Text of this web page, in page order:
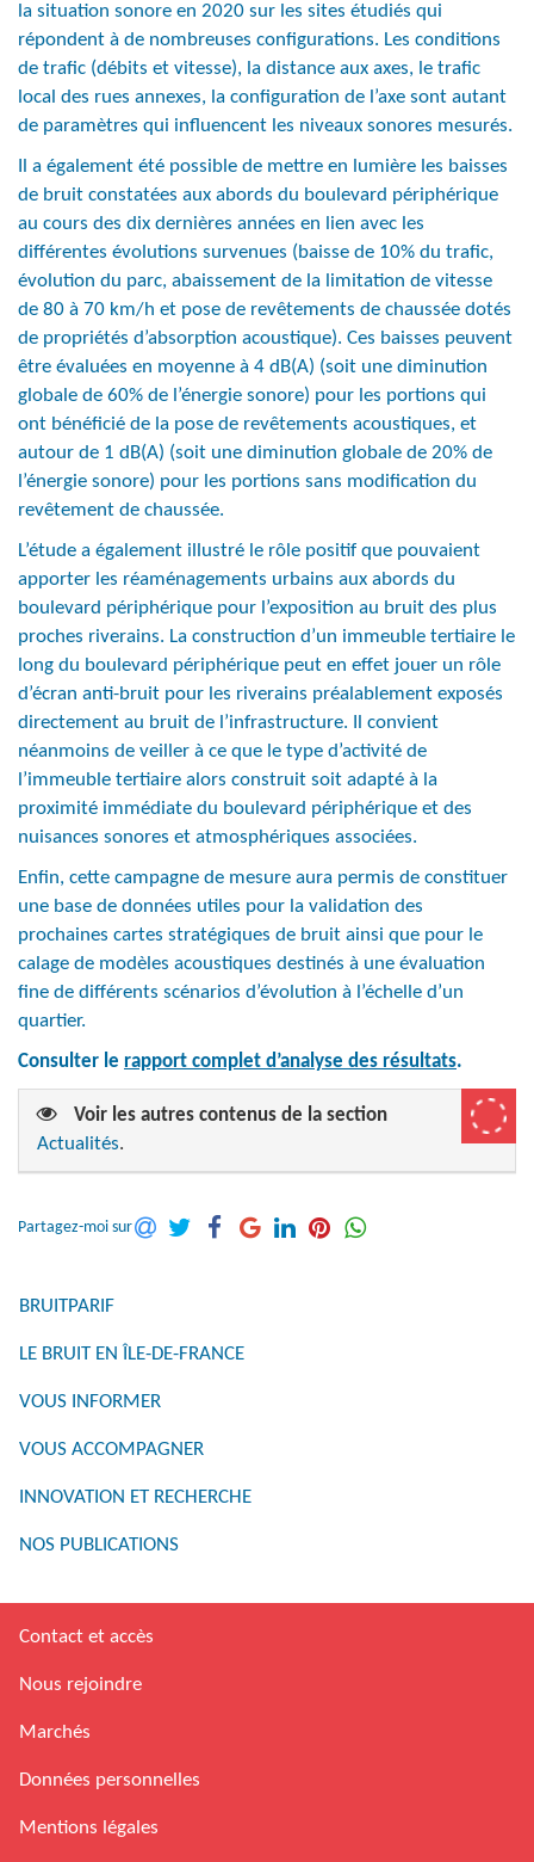
la situation sonore en 2020 sur les sites étudiés qui
répondent à de nombreuses configurations. Les conditions
de trafic (débits et vitesse), la distance aux axes, le trafic
local des rues annexes, la configuration de l’axe sont autant
de paramètres qui influencent les niveaux sonores mesurés.
Il a également été possible de mettre en lumière les baisses
de bruit constatées aux abords du boulevard périphérique
au cours des dix dernières années en lien avec les
différentes évolutions survenues (baisse de 10% du trafic,
évolution du parc, abaissement de la limitation de vitesse
de 80 à 70 km/h et pose de revêtements de chaussée dotés
de propriétés d’absorption acoustique). Ces baisses peuvent
être évaluées en moyenne à 4 dB(A) (soit une diminution
globale de 60% de l’énergie sonore) pour les portions qui
ont bénéficié de la pose de revêtements acoustiques, et
autour de 1 dB(A) (soit une diminution globale de 20% de
l’énergie sonore) pour les portions sans modification du
revêtement de chaussée.
L’étude a également illustré le rôle positif que pouvaient
apporter les réaménagements urbains aux abords du
boulevard périphérique pour l’exposition au bruit des plus
proches riverains. La construction d’un immeuble tertiaire le
long du boulevard périphérique peut en effet jouer un rôle
d’écran anti-bruit pour les riverains préalablement exposés
directement au bruit de l’infrastructure. Il convient
néanmoins de veiller à ce que le type d’activité de
l’immeuble tertiaire alors construit soit adapté à la
proximité immédiate du boulevard périphérique et des
nuisances sonores et atmosphériques associées.
Enfin, cette campagne de mesure aura permis de constituer
une base de données utiles pour la validation des
prochaines cartes stratégiques de bruit ainsi que pour le
calage de modèles acoustiques destinés à une évaluation
fine de différents scénarios d’évolution à l’échelle d’un
quartier.
Consulter le rapport complet d’analyse des résultats.
Voir les autres contenus de la section
Actualités.
Partagez-moi sur
BRUITPARIF
LE BRUIT EN ÎLE-DE-FRANCE
VOUS INFORMER
VOUS ACCOMPAGNER
INNOVATION ET RECHERCHE
NOS PUBLICATIONS
Contact et accès
Nous rejoindre
Marchés
Données personnelles
Mentions légales